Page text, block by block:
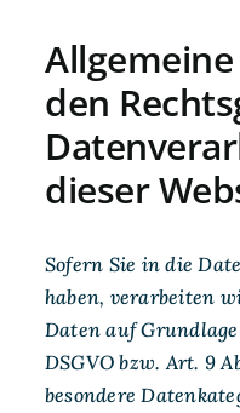
den
dieser
Sofern Sie in die
haben, verarbeiten
Daten auf
DSGVO bzw. Art. 9
besondere